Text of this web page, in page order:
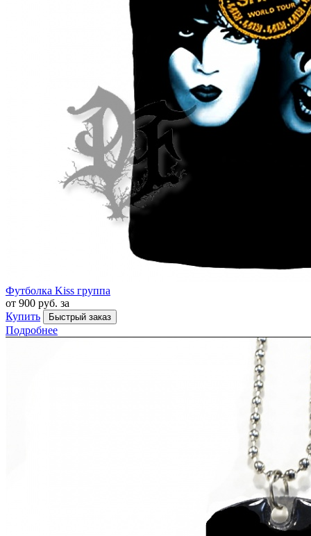
Футболка Kiss группа
от 900 руб. за
Купить
Быстрый заказ
Подробнее